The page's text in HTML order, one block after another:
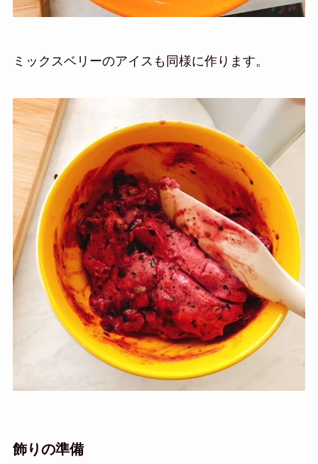
ミックスベリーのアイスも同様に作ります。
飾りの準備